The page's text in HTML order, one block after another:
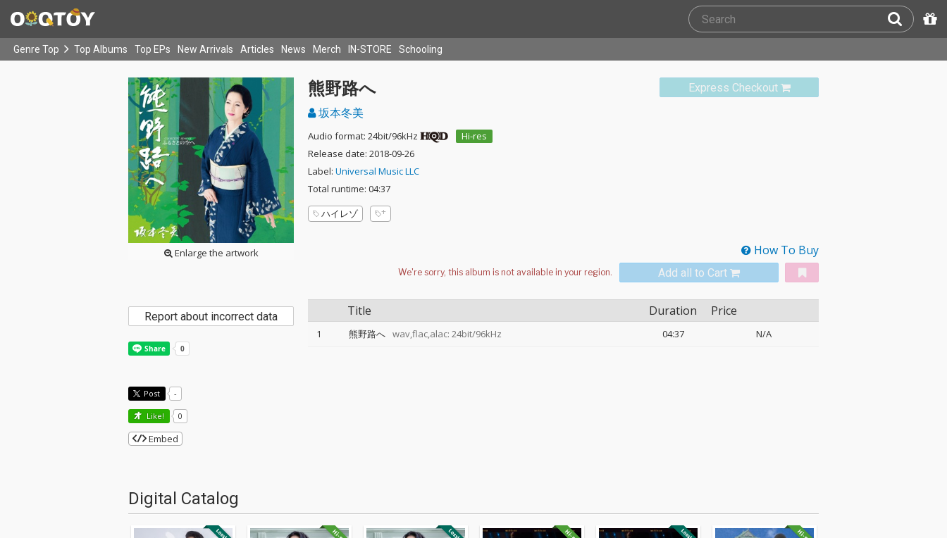
Genre Top Top Albums Top EPs New Arrivals Articles News Merch IN-STORE Schooling
Enlarge the artwork
Express Checkout
熊野路へ
坂本冬美
Audio format: 24bit/96kHz
Hi-res
Release date: 2018-09-26
Label: Universal Music LLC
Total runtime: 04:37
ハイレゾ
How To Buy
Add all to Cart
Title Duration Price
1 熊野路へ wav,flac,alac: 24bit/96kHz 04:37 N/A
Report about incorrect data
Post -
Like! 0
Embed
Digital Catalog